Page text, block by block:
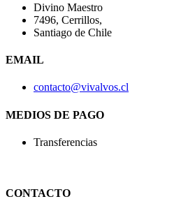
Divino Maestro
7496, Cerrillos,
Santiago de Chile
EMAIL
contacto@vivalvos.cl
MEDIOS DE PAGO
Transferencias
CONTACTO